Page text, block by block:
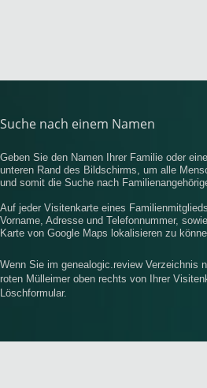
Suche nach einem Namen
Geben Sie den Namen Ihrer Familie oder
unteren Rand des Bildschirms, um alle
und somit die Suche nach
Auf jeder Visitenkarte eines
Vorname, Adresse und Telefonnummer,
Karte von Google Maps lokalisieren zu
Wenn Sie im genealogic.review Verzeichnis
roten Mülleimer oben rechts von Ihrer
Löschformular.